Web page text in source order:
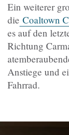
Ein weiterer
die Coaltown
es auf den
Richtung
Anstiege und
Fahrrad.